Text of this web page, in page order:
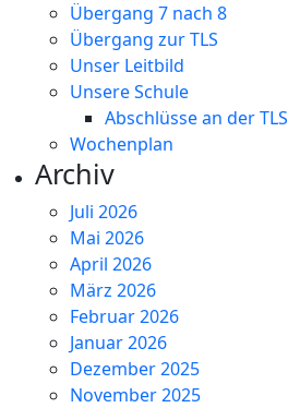
Übergang 7 nach 8
Übergang zur TLS
Unser Leitbild
Unsere Schule
Abschlüsse an der TLS
Wochenplan
Archiv
Juli 2026
Mai 2026
April 2026
März 2026
Februar 2026
Januar 2026
Dezember 2025
November 2025